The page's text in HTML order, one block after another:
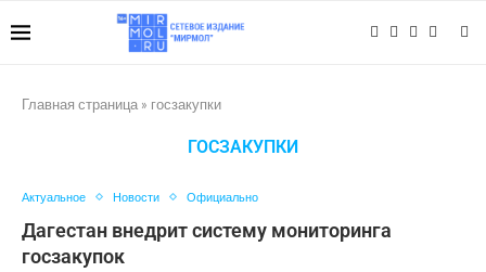
Главная страница » госзакупки
ГОСЗАКУПКИ
Актуальное Новости Официально
Дагестан внедрит систему мониторинга
госзакупок